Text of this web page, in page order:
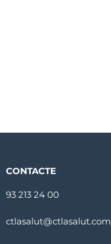
CONTACTE
93 213 24 00
ctlasalut@ctlasalut.com